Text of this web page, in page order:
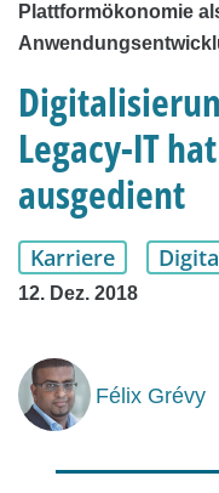
Plattformökonomie
Legacy-IT
ausgedient
Karriere
12. Dez. 2018
Félix Grévy